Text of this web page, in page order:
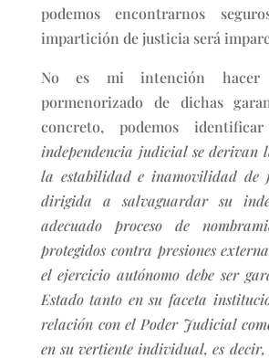
podemos encontrarnos
impartición de justicia será
No es mi intención hacer
pormenorizado de dichas
concreto, podemos
independencia judicial se derivan
la estabilidad e inamovilidad de
dirigida a salvaguardar su
adecuado proceso de
protegidos contra presiones
el ejercicio autónomo debe ser
Estado tanto en su faceta
relación con el Poder Judicial
en su vertiente individual, es